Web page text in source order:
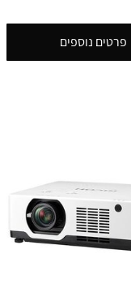
פרטים נוספים